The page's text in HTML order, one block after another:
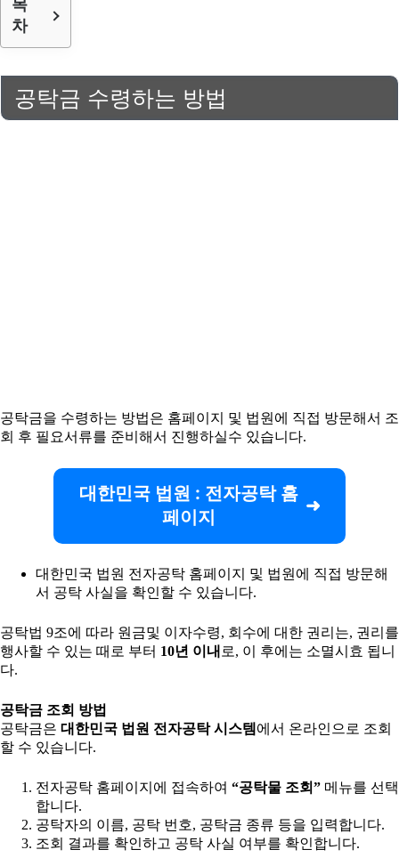
목
차
공탁금 수령하는 방법
공탁금을 수령하는 방법은 홈페이지 및 법원에 직접 방문해서 조
회 후 필요서류를 준비해서 진행하실수 있습니다.
대한민국 법원 : 전자공탁 홈
페이지
대한민국 법원 전자공탁 홈페이지 및 법원에 직접 방문해
서 공탁 사실을 확인할 수 있습니다.
공탁법 9조에 따라 원금및 이자수령, 회수에 대한 권리는, 권리를
행사할 수 있는 때로 부터 10년 이내 로, 이 후에는 소멸시효 됩니
다.
공탁금 조회 방법
공탁금은 대한민국 법원 전자공탁 시스템 에서 온라인으로 조회
할 수 있습니다.
전자공탁 홈페이지에 접속하여 “공탁물 조회” 메뉴를 선택
합니다.
공탁자의 이름, 공탁 번호, 공탁금 종류 등을 입력합니다.
조회 결과를 확인하고 공탁 사실 여부를 확인합니다.